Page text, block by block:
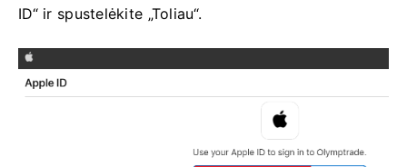
ID“ ir spustelėkite „Toliau“.